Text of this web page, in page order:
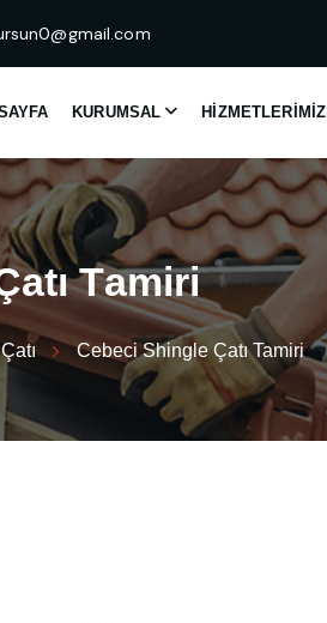
KURUMSAL HIZMETLERIMIZ
atı Tamiri
Cebeci Shingle Çatı Tamiri